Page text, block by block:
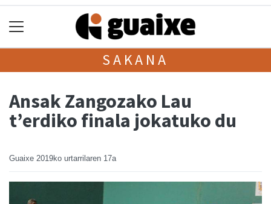
SAKANA
Ansak Zangozako Lau
t’erdiko finala jokatuko du
Guaixe 2019ko urtarrilaren 17a